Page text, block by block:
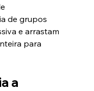
de grupos
e arrastam
para
a